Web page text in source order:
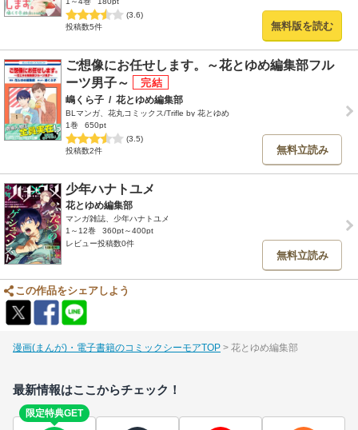
(3.6)
投稿数5件
無料版を読む
ご想像にお任せします。～花とゆめ編集部フル
ーツ男子～
嶋くら子 / 花とゆめ編集部
BLマンガ、花丸コミックス/Trifle by 花とゆめ
1巻
650pt
(3.5)
投稿数2件
無料立読み
少年ハナトユメ
花とゆめ編集部
マンガ雑誌、少年ハナトユメ
1～12巻
360pt～400pt
レビュー投稿数0件
無料立読み
この作品をシェアしよう
漫画(まんが)・電子書籍のコミックシーモアTOP 花とゆめ編集部
最新情報はここからチェック！
限定特典GET